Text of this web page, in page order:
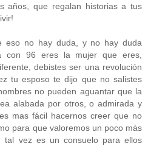
años, que regalan historias a tus
eso no hay duda, y no hay duda
con 96 eres la mujer que eres,
debistes ser una revolución
tu esposo te dijo que no salistes
no pueden aguantar que la
alabada por otros, o admirada y
mas fácil hacernos creer que no
para que valoremos un poco más
tal vez es un consuelo para ellos